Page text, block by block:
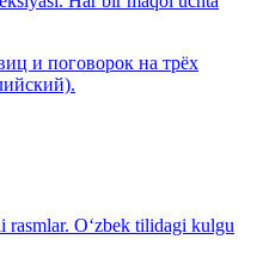
и поговорок на трёх
O‘zbek tilidagi kulgu